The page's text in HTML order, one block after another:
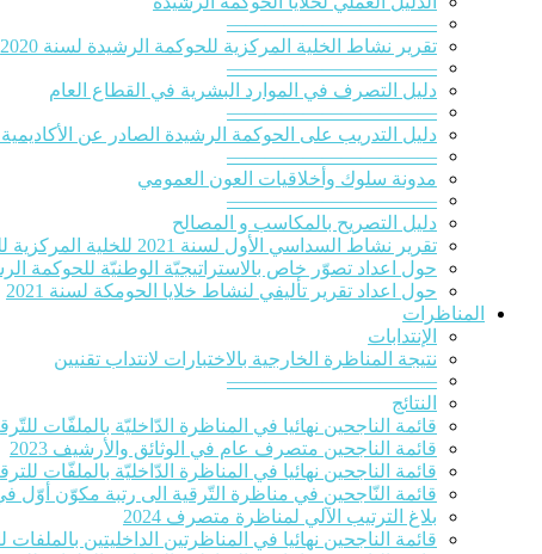
———————————
تقرير نشاط الخلية المركزية للحوكمة الرشيدة لسنة 2020‎
———————————
دليل التصرف في الموارد البشرية في القطاع العام
———————————
دليل التدريب على الحوكمة الرشيدة الصادر عن
———————————
مدونة سلوك وأخلاقيات العون العمومي
———————————
دليل التصريح بالمكاسب و المصالح
تقرير نشاط السداسي الأول لسنة 2021 للخلية المركزية للحوكمة الرشيدة
حول اعداد تصوّر خاص بالاستراتيجيّة الوطنيّة للحوكمة الرشيدة
حول اعداد تقرير تأليفي لنشاط خلايا الحومكة لسنة 2021
المناظرات
الإنتدابات
نتيجة المناظرة الخارجية بالاختبارات لانتداب تقنيين
———————————
النتائج
قائمة الناجحين نهائيا في المناظرة الدّاخليّة بالملفّات للتّرقية
قائمة الناجحين متصرف عام في الوثائق والأرشيف 2023
قائمة الناجحين نهائيا في المناظرة الدّاخليّة بالملفّات
قائمة النّاجحين في مناظرة التّرقية الى رتبة مكوّن أوّل
بلاغ الترتيب الآلي لمناظرة متصرف 2024
قائمة الناجحين نهائيا في المناظرتين الداخليتين